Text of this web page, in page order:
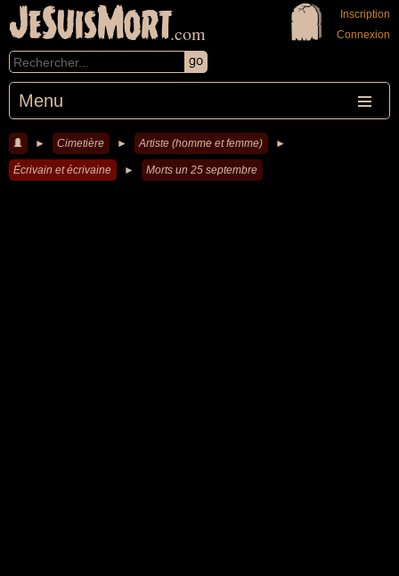
JeSuisMort.com
Menu
Inscription
Connexion
► Cimetière ► Artiste (homme et femme) ►
Écrivain et écrivaine ► Morts un 25 septembre